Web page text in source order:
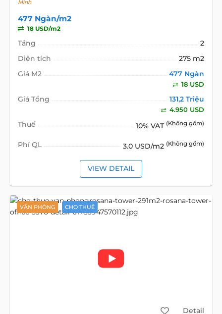
Minh
477 Ngàn/m2
18 USD/m2
Tầng
2
Diện tích
275 m2
Giá M2
477 Ngàn
18 USD
Giá Tổng 131,2 Triệu
4.950 USD
Thuế 10% VAT (Không gồm)
Phí QL 3.0 USD/m2 (Không gồm)
VIEW DETAIL
VĂN PHÒNG CHO THUÊ
Detail